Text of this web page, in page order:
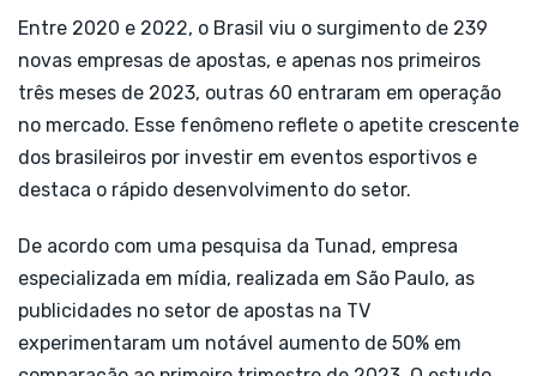
Entre 2020 e 2022, o Brasil viu o surgimento de 239
novas empresas de apostas, e apenas nos primeiros
três meses de 2023, outras 60 entraram em operação
no mercado. Esse fenômeno reflete o apetite crescente
dos brasileiros por investir em eventos esportivos e
destaca o rápido desenvolvimento do setor.
De acordo com uma pesquisa da Tunad, empresa
especializada em mídia, realizada em São Paulo, as
publicidades no setor de apostas na TV
experimentaram um notável aumento de 50% em